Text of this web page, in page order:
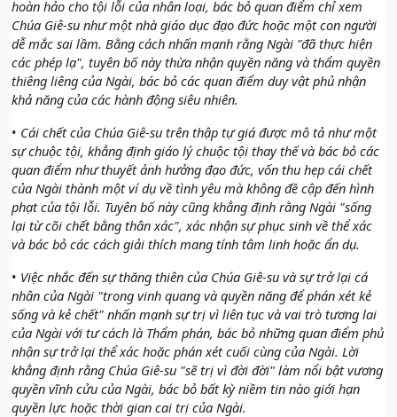
hoàn hảo cho tội lỗi của nhân loại, bác bỏ quan điểm chỉ xem
Chúa Giê-su như một nhà giáo dục đạo đức hoặc một con người
dễ mắc sai lầm. Bằng cách nhấn mạnh rằng Ngài "đã thực hiện
các phép lạ", tuyên bố này thừa nhận quyền năng và thẩm quyền
thiêng liêng của Ngài, bác bỏ các quan điểm duy vật phủ nhận
khả năng của các hành động siêu nhiên.
• Cái chết của Chúa Giê-su trên thập tự giá được mô tả như một
sự chuộc tội, khẳng định giáo lý chuộc tội thay thế và bác bỏ các
quan điểm như thuyết ảnh hưởng đạo đức, vốn thu hẹp cái chết
của Ngài thành một ví dụ về tình yêu mà không đề cập đến hình
phạt của tội lỗi. Tuyên bố này cũng khẳng định rằng Ngài "sống
lại từ cõi chết bằng thân xác", xác nhận sự phục sinh về thể xác
và bác bỏ các cách giải thích mang tính tâm linh hoặc ẩn dụ.
• Việc nhắc đến sự thăng thiên của Chúa Giê-su và sự trở lại cá
nhân của Ngài "trong vinh quang và quyền năng để phán xét kẻ
sống và kẻ chết" nhấn mạnh sự trị vì liên tục và vai trò tương lai
của Ngài với tư cách là Thẩm phán, bác bỏ những quan điểm phủ
nhận sự trở lại thể xác hoặc phán xét cuối cùng của Ngài. Lời
khẳng định rằng Chúa Giê-su "sẽ trị vì đời đời" làm nổi bật vương
quyền vĩnh cửu của Ngài, bác bỏ bất kỳ niềm tin nào giới hạn
quyền lực hoặc thời gian cai trị của Ngài.